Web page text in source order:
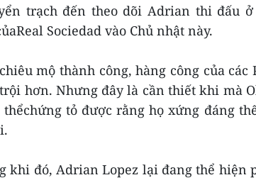
trạch đến theo dõi Adrian thi đấu
Sociedad vào Chủ nhật này.
mộ thành công, hàng công của các
hơn. Nhưng đây là cần thiết khi mà
thểchứng tỏ được rằng họ xứng đáng
khi đó, Adrian Lopez lại đang thể hiện